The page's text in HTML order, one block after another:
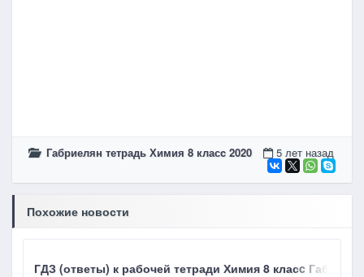
Габриелян тетрадь Химия 8 класc 2020 5 лет назад
Похожие новости
ГДЗ (ответы) к рабочей тетради Химия 8 класc